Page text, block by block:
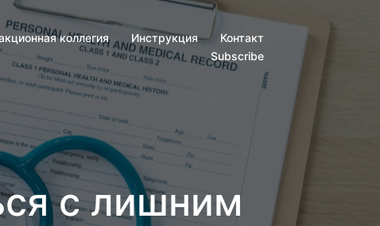
коллегия Инструкция
Контакт
Subscribe
с лишним